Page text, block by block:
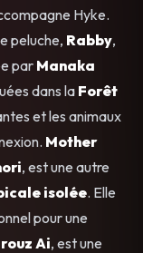
Hyke.
peluche, Rabby,
par Manaka
dans la Forêt
et les animaux
Mother
, est une autre
isolée. Elle
pour une
Ai, est une